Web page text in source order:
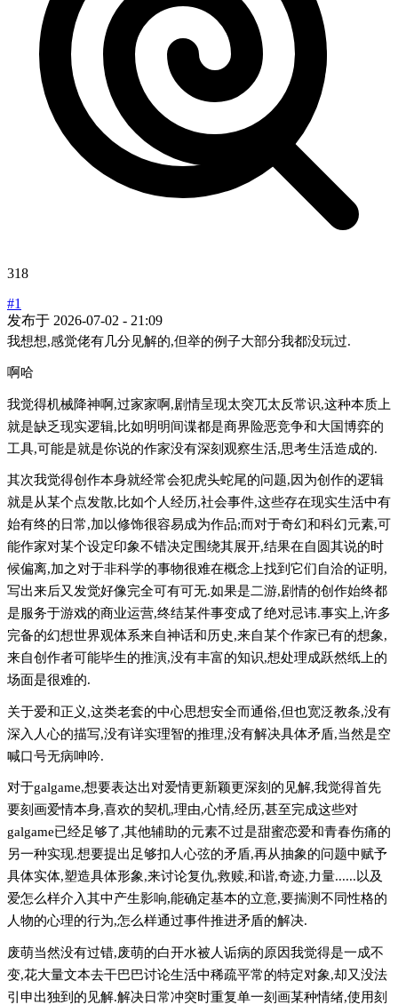
318
#1
发布于 2026-07-02 - 21:09
我想想,感觉佬有几分见解的,但举的例子大部分我都没玩过.
啊哈
我觉得机械降神啊,过家家啊,剧情呈现太突兀太反常识,这种本质上
就是缺乏现实逻辑,比如明明间谍都是商界险恶竞争和大国博弈的
工具,可能是就是你说的作家没有深刻观察生活,思考生活造成的.
其次我觉得创作本身就经常会犯虎头蛇尾的问题,因为创作的逻辑
就是从某个点发散,比如个人经历,社会事件,这些存在现实生活中有
始有终的日常,加以修饰很容易成为作品;而对于奇幻和科幻元素,可
能作家对某个设定印象不错决定围绕其展开,结果在自圆其说的时
候偏离,加之对于非科学的事物很难在概念上找到它们自洽的证明,
写出来后又发觉好像完全可有可无.如果是二游,剧情的创作始终都
是服务于游戏的商业运营,终结某件事变成了绝对忌讳.事实上,许多
完备的幻想世界观体系来自神话和历史,来自某个作家已有的想象,
来自创作者可能毕生的推演,没有丰富的知识,想处理成跃然纸上的
场面是很难的.
关于爱和正义,这类老套的中心思想安全而通俗,但也宽泛教条,没有
深入人心的描写,没有详实理智的推理,没有解决具体矛盾,当然是空
喊口号无病呻吟.
对于galgame,想要表达出对爱情更新颖更深刻的见解,我觉得首先
要刻画爱情本身,喜欢的契机,理由,心情,经历,甚至完成这些对
galgame已经足够了,其他辅助的元素不过是甜蜜恋爱和青春伤痛的
另一种实现.想要提出足够扣人心弦的矛盾,再从抽象的问题中赋予
具体实体,塑造具体形象,来讨论复仇,救赎,和谐,奇迹,力量......以及
爱怎么样介入其中产生影响,能确定基本的立意,要揣测不同性格的
人物的心理的行为,怎么样通过事件推进矛盾的解决.
废萌当然没有过错,废萌的白开水被人诟病的原因我觉得是一成不
变,花大量文本去干巴巴讨论生活中稀疏平常的特定对象,却又没法
引申出独到的见解.解决日常冲突时重复单一刻画某种情绪,使用刻